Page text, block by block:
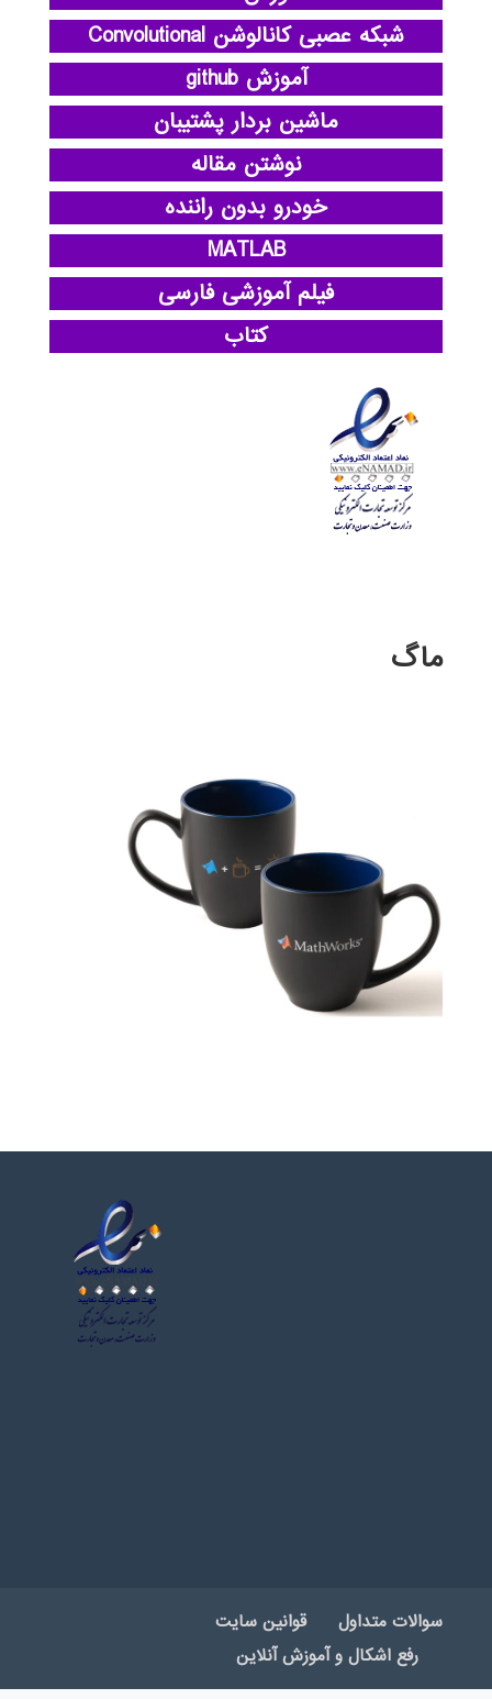
شبکه عصبی کانالوشن Convolutional
آموزش github
ماشین بردار پشتیبان
نوشتن مقاله
خودرو بدون راننده
MATLAB
فیلم آموزشی فارسی
کتاب
ماگ
سوالات متداول
قوانین سایت
رفع اشکال و آموزش آنلاین